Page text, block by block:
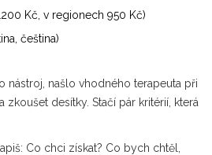
Kč, v regionech 950 Kč)
čeština)
nástroj, našlo vhodného terapeuta při
zkoušet desítky. Stačí pár kritérií, která
Co chci získat? Co bych chtěl,